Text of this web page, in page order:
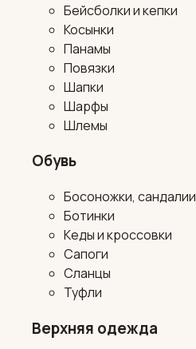
Бейсболки и кепки
Косынки
Панамы
Повязки
Шапки
Шарфы
Шлемы
Обувь
Босоножки, сандалии
Ботинки
Кеды и кроссовки
Сапоги
Сланцы
Туфли
Верхняя одежда